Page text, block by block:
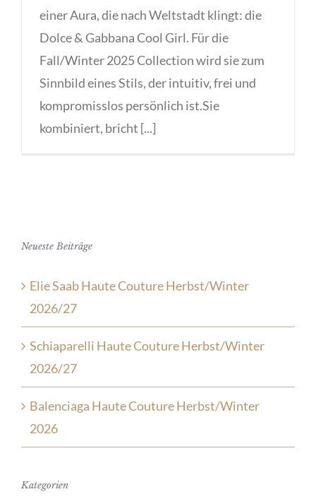
einer Aura, die nach Weltstadt klingt: die
Dolce & Gabbana Cool Girl. Für die
Fall/Winter 2025 Collection wird sie zum
Sinnbild eines Stils, der intuitiv, frei und
kompromisslos persönlich ist.Sie
kombiniert, bricht [...]
Neueste Beiträge
Elie Saab Haute Couture Herbst/Winter
2026/27
Schiaparelli Haute Couture Herbst/Winter
2026/27
Balenciaga Haute Couture Herbst/Winter
2026
Kategorien